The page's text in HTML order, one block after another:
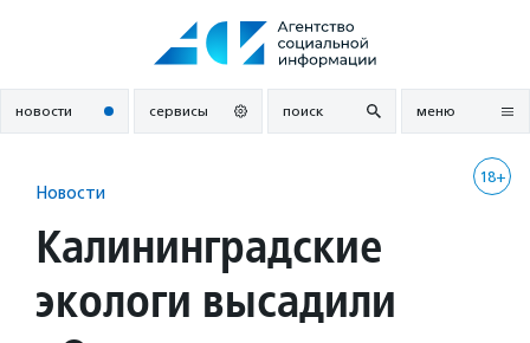
новости сервисы поиск меню
18+
Новости
Калининградские
экологи высадили